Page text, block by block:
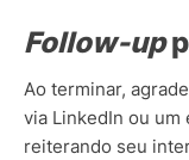
Follow-up
Ao terminar,
via LinkedIn ou
reiterando seu